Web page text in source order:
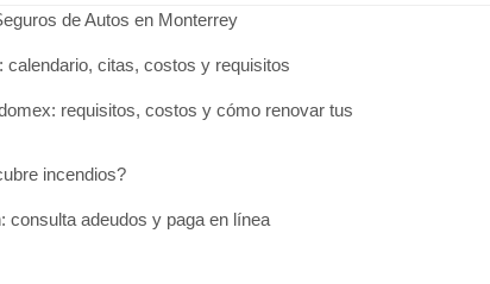
de Autos en Monterrey
calendario, citas, costos y requisitos
requisitos, costos y cómo renovar tus
incendios?
consulta adeudos y paga en línea